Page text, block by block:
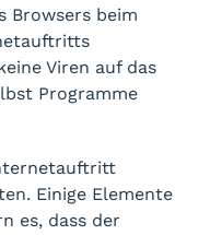
Browsers beim
Viren auf das
Programme
Einige Elemente
es, dass der